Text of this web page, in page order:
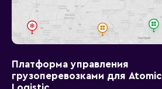
Платформа управления
грузоперевозками для Atomic